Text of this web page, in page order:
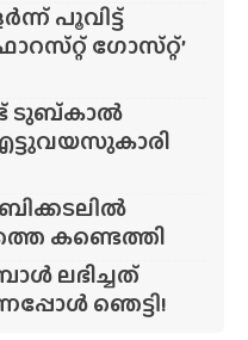
പൂവിട്ട്
ഗോസ്‌റ്റ്’
ടുബ്‌കാൽ
കണ്ടെത്തി
ലഭിച്ചത്
ഞെട്ടി!